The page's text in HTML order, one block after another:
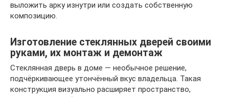
выложить арку изнутри или создать собственную
композицию.
Изготовление стеклянных дверей своими
руками, их монтаж и демонтаж
Стеклянная дверь в доме — необычное решение,
подчёркивающее утончённый вкус владельца. Такая
конструкция визуально расширяет пространство,